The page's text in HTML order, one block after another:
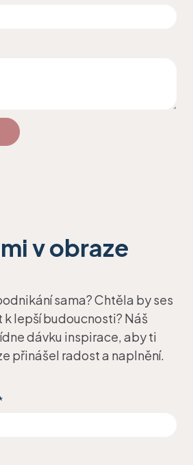
v obraze
sama? Chtěla by ses
lepší budoucnosti? Náš
dávku inspirace, aby ti
přinášel radost a naplnění.